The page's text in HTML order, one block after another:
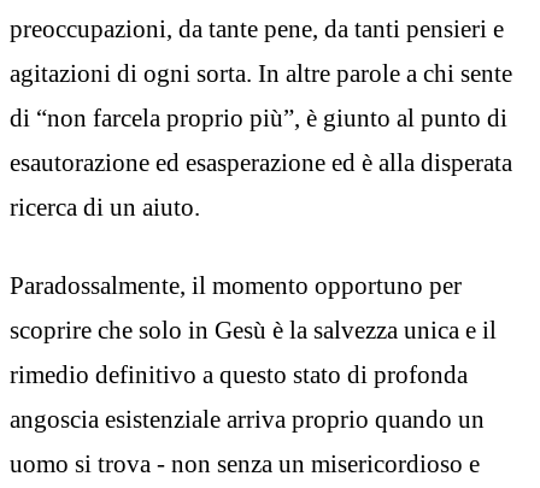
preoccupazioni, da tante pene, da tanti pensieri e
agitazioni di ogni sorta. In altre parole a chi sente
di “non farcela proprio più”, è giunto al punto di
esautorazione ed esasperazione ed è alla disperata
ricerca di un aiuto.
Paradossalmente, il momento opportuno per
scoprire che solo in Gesù è la salvezza unica e il
rimedio definitivo a questo stato di profonda
angoscia esistenziale arriva proprio quando un
uomo si trova - non senza un misericordioso e